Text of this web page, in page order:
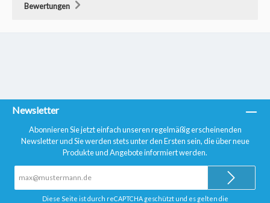
Bewertungen
Newsletter
Abonnieren Sie jetzt einfach unseren regelmäßig erscheinenden
Newsletter und Sie werden stets unter den Ersten sein, die über neue
Produkte und Angebote informiert werden.
Adresse*
Diese Seite ist durch reCAPTCHA geschützt und es gelten die